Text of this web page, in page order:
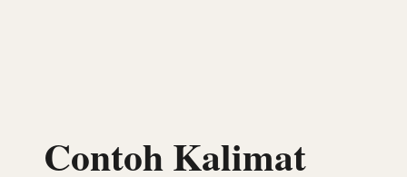
Contoh Kalimat